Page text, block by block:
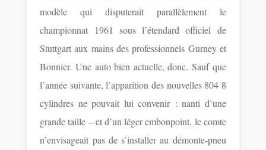
modèle qui disputerait parallèlement le
championnat 1961 sous l’étendard officiel de
Stuttgart aux mains des professionnels Gurney et
Bonnier. Une auto bien actuelle, donc. Sauf que
l’année suivante, l’apparition des nouvelles 804 8
cylindres ne pouvait lui convenir : nanti d’une
grande taille – et d’un léger embonpoint, le comte
n’envisageait pas de s’installer au démonte-pneu